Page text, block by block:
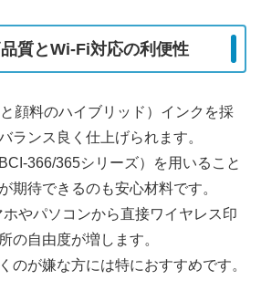
質とWi-Fi対応の利便性
顔料のハイブリッド）インクを採
ランス良く仕上げられます。
366/365シリーズ）を用いること
期待できるのも安心材料です。
やパソコンから直接ワイヤレス印
の自由度が増します。
のが嫌な方には特におすすめです。